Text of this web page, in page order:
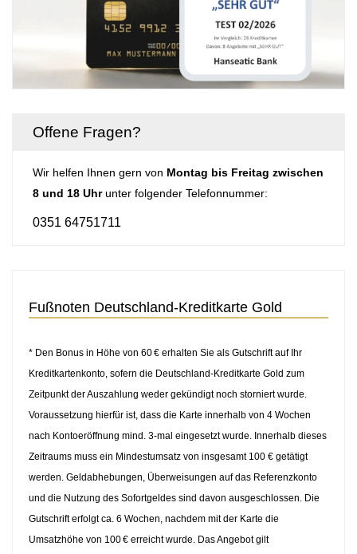
Offene Fragen?
Wir helfen Ihnen gern von Montag bis Freitag zwischen
8 und 18 Uhrunter folgender Telefonnummer:
0351 64751711
Fußnoten Deutschland-Kreditkarte Gold
* Den Bonus in Höhe von 60 € erhalten Sie als Gutschrift auf Ihr
Kreditkartenkonto, sofern die Deutschland-Kreditkarte Gold zum
Zeitpunkt der Auszahlung weder gekündigt noch storniert wurde.
Voraussetzung hierfür ist, dass die Karte innerhalb von 4 Wochen
nach Kontoeröffnung mind. 3-mal eingesetzt wurde. Innerhalb dieses
Zeitraums muss ein Mindestumsatz von insgesamt 100 € getätigt
werden. Geldabhebungen, Überweisungen auf das Referenzkonto
und die Nutzung des Sofortgeldes sind davon ausgeschlossen. Die
Gutschrift erfolgt ca. 6 Wochen, nachdem mit der Karte die
Umsatzhöhe von 100 € erreicht wurde. Das Angebot gilt